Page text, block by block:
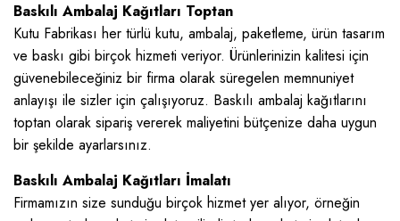
Baskılı Ambalaj Kağıtları Toptan
Kutu Fabrikası her türlü kutu, ambalaj, paketleme, ürün tasarım
ve baskı gibi birçok hizmeti veriyor. Ürünlerinizin kalitesi için
güvenebileceğiniz bir firma olarak süregelen memnuniyet
anlayışı ile sizler için çalışıyoruz. Baskılı ambalaj kağıtlarını
toptan olarak sipariş vererek maliyetini bütçenize daha uygun
bir şekilde ayarlarsınız.
Baskılı Ambalaj Kağıtları İmalatı
Firmamızın size sunduğu birçok hizmet yer alıyor, örneğin